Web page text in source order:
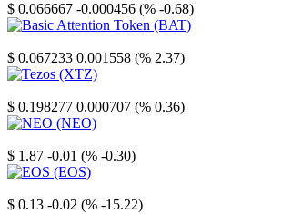
$ 0.066667 -0.000456 (% -0.68)
$ 0.067233 0.001558 (% 2.37)
$ 0.198277 0.000707 (% 0.36)
$ 1.87 -0.01 (% -0.30)
$ 0.13 -0.02 (% -15.22)